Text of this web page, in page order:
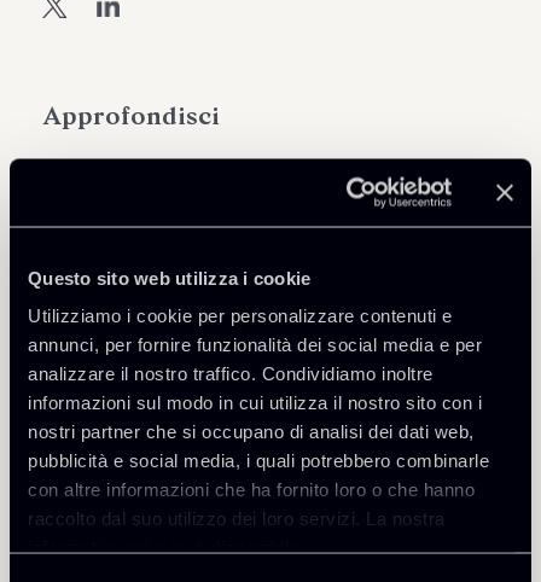
Questo sito web utilizza i cookie
Utilizziamo i cookie per personalizzare contenuti e
annunci, per fornire funzionalità dei social media e per
analizzare il nostro traffico. Condividiamo inoltre
informazioni sul modo in cui utilizza il nostro sito con i
nostri partner che si occupano di analisi dei dati web,
pubblicità e social media, i quali potrebbero combinarle
con altre informazioni che ha fornito loro o che hanno
raccolto dal suo utilizzo dei loro servizi. La nostra
informativa privacy è disponibilequi.
Approfondisci
Torna agli Insights